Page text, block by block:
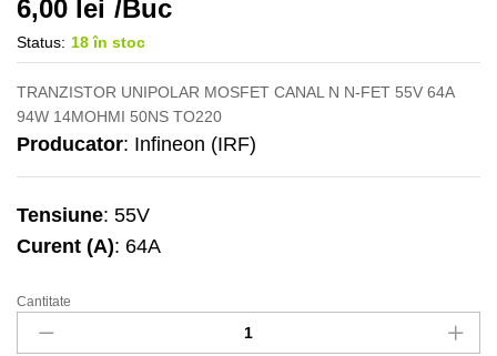
6,00 lei /Buc
Status: 18 în stoc
TRANZISTOR UNIPOLAR MOSFET CANAL N N-FET 55V 64A
94W 14MOHMI 50NS TO220
Producator: Infineon (IRF)
Tensiune: 55V
Curent (A): 64A
IRFZ48N
quantity
Cantitate